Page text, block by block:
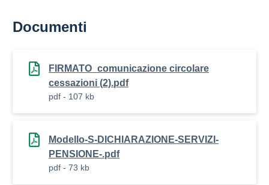
Documenti
FIRMATO_comunicazione circolare
cessazioni (2).pdf
pdf - 107 kb
Modello-S-DICHIARAZIONE-SERVIZI-
PENSIONE-.pdf
pdf - 73 kb